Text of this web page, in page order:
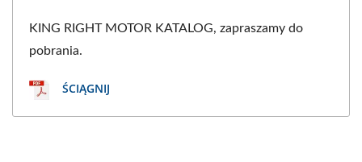
KING RIGHT MOTOR KATALOG, zapraszamy do
pobrania.
ŚCIĄGNIJ